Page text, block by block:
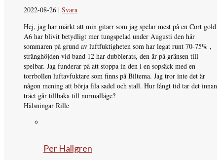
2022-08-26 | Svara
Hej, jag har märkt att min gitarr som jag spelar mest på en Cort gold
A6 har blivit betydligt mer tungspelad under Augusti den här
sommaren på grund av luftfuktigheten som har legat runt 70-75% ,
stränghöjden vid band 12 har dubblerats, den är på gränsen till
spelbar. Jag funderar på att stoppa in den i en sopsäck med en
torrbollen luftavfuktare som finns på Biltema. Jag tror inte det är
någon mening att börja fila sadel och stall. Hur långt tid tar det innan
träet går tillbaka till normalläge?
Hälsningar Rille
Per Hallgren